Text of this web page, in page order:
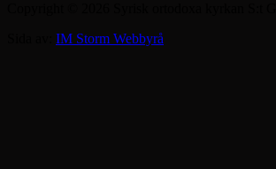
IM Storm Webbyrå